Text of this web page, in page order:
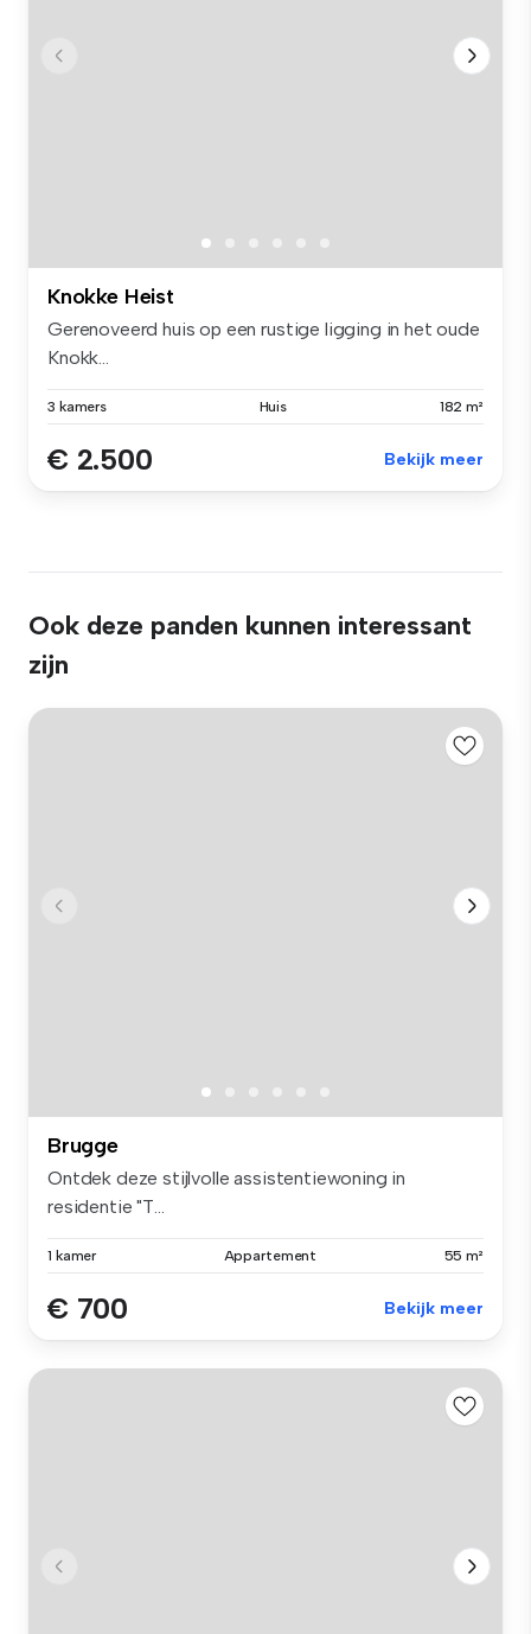
Knokke Heist
Gerenoveerd huis op een rustige ligging in het oude
Knokk...
3 kamers Huis 182 m²
€ 2.500 Bekijk meer
Ook deze panden kunnen interessant
zijn
Brugge
Ontdek deze stijlvolle assistentiewoning in
residentie "T...
1 kamer Appartement 55 m²
€ 700 Bekijk meer